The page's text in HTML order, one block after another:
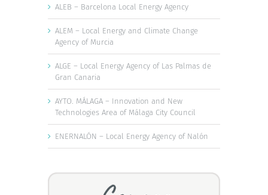
ALEB – Barcelona Local Energy Agency
ALEM – Local Energy and Climate Change
Agency of Murcia
ALGE – Local Energy Agency of Las Palmas de
Gran Canaria
AYTO. MÁLAGA – Innovation and New
Technologies Area of Málaga City Council
ENERNALÓN – Local Energy Agency of Nalón